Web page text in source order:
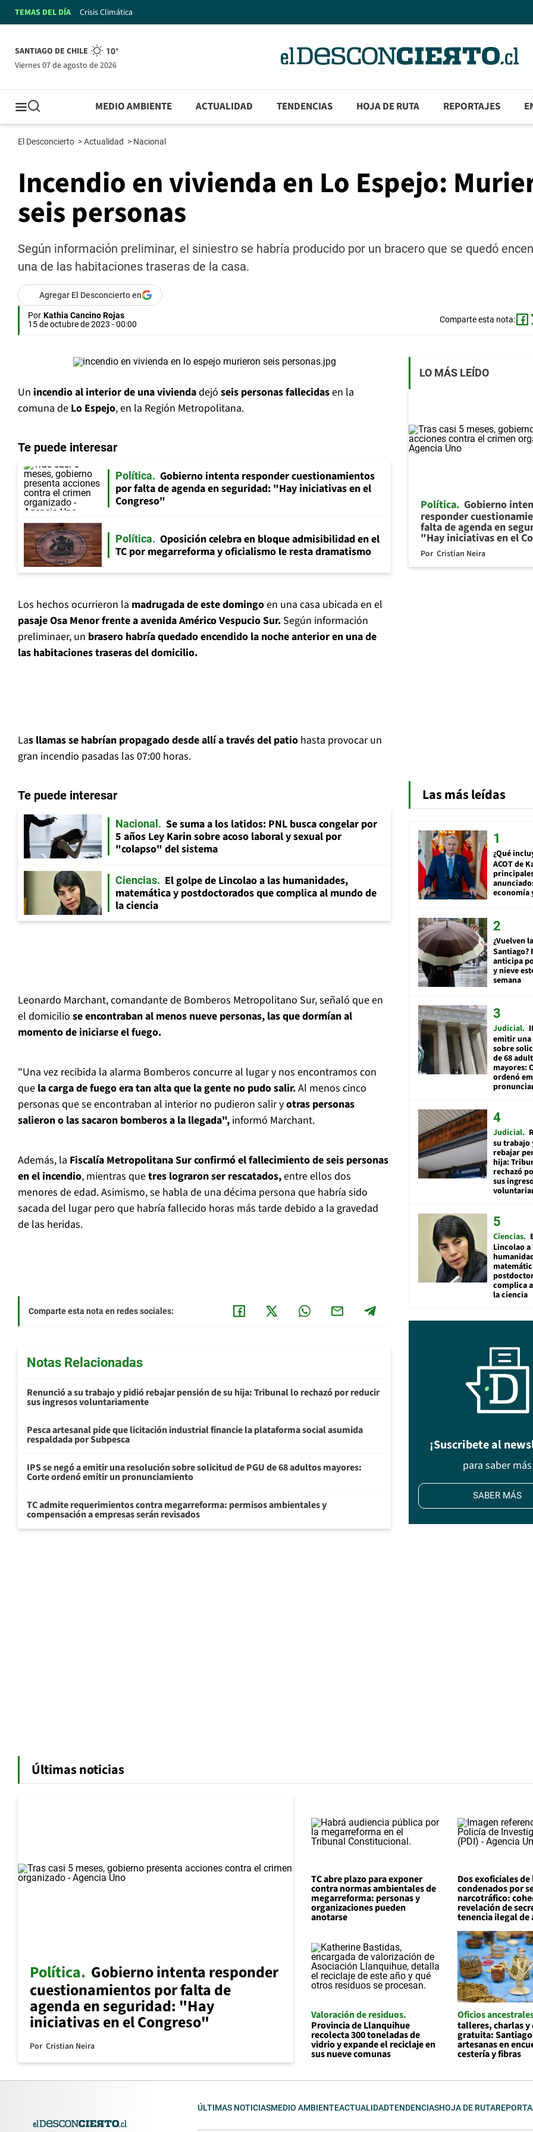
TEMAS DEL DÍA Crisis Climática
SANTIAGO DE CHILE 10°
viernes 07 de agosto de 2026
MEDIO AMBIENTE ACTUALIDAD TENDENCIAS HOJA DE RUTA REPORTAJES
El Desconcierto >Actualidad > Nacional
Incendio en vivienda en Lo Espejo:
seis personas
Según información preliminar, el siniestro se habría producido por un bracero que se quedó
una de las habitaciones traseras de la casa.
Agregar El Desconcierto en
Por Kathia Cancino Rojas
15 de octubre de 2023 - 00:00
Comparte esta nota:
Un incendio al interior de una viviendadejó seis personas fallecidasen la
comuna de Lo Espejo, en la Región Metropolitana.
Te puede interesar
Política
Gobierno intenta responder cuestionamientos
por falta de agenda en seguridad: "Hay iniciativas en el
Congreso"
Política
Oposición celebra en bloque admisibilidad en el
TC por megarreforma y oficialismo le resta dramatismo
Los hechos ocurrieron la madrugada de este domingoen una casa ubicada en el
pasaje Osa Menor frente a avenida Américo Vespucio Sur. Según información
preliminaer, un brasero habría quedado encendido la noche anterior en una de
las habitaciones traseras del domicilio.
Las llamas se habrían propagado desde allí a través del patio hasta provocar un
gran incendio pasadas las 07:00 horas.
Te puede interesar
Nacional
Se suma a los latidos: PNL busca congelar por
5 años Ley Karin sobre acoso laboral y sexual por
"colapso" del sistema
Ciencias
El golpe de Lincolao a las humanidades,
matemática y postdoctorados que complica al mundo de
la ciencia
Leonardo Marchant, comandante de Bomberos Metropolitano Sur, señaló que en
el domicilio se encontraban al menos nueve personas, las que dormían al
momento de iniciarse el fuego.
"Una vez recibida la alarma Bomberos concurre al lugar y nos encontramos con
que la carga de fuego era tan alta que la gente no pudo salir.Al menos cinco
personas que se encontraban al interior no pudieron salir yotras personas
salieron o las sacaron bomberos a la llegada", informó Marchant.
Además, la Fiscalía Metropolitana Sur confirmó el fallecimiento de seis personas
en el incendio, mientras quetres lograron ser rescatados,entre ellos dos
menores de edad. Asimismo, se habla de una décima persona que habría sido
sacada del lugar pero que habría fallecido horas más tarde debido a la gravedad
de las heridas.
Comparte esta nota en redes sociales:
Notas Relacionadas
Renunció a su trabajo y pidió rebajar pensión de su hija: Tribunal lo rechazó por reducir
sus ingresos voluntariamente
Pesca artesanal pide que licitación industrial financie la plataforma social asumida
respaldada por Subpesca
IPS se negó a emitir una resolución sobre solicitud de PGU de 68 adultos mayores:
Corte ordenó emitir un pronunciamiento
TC admite requerimientos contra megarreforma: permisos ambientales y
compensación a empresas serán revisados
LO MÁS LEÍDO
Política Gobierno
responder
falta de agenda en
"Hay iniciativas en el
Por Cristian Neira
Las más leídas
¿Qué
ACOT de
economía
¿Vuelven
Santiago?
anticipa
y nieve
semana
Judicial
emitir
sobre
de 68
mayores:
ordenó
Judicial
su trabajo
rebajar
hija:
rechazó
sus
Ciencias
Lincolao a
complica
la ciencia
¡Suscribete al
para saber más
SABER MÁS
Últimas noticias
Política Gobierno intenta responder
cuestionamientos por falta de
agenda en seguridad: "Hay
iniciativas en el Congreso"
Por Cristian Neira
TC abre plazo para exponer
contra normas ambientales de
megarreforma: personas y
organizaciones pueden
anotarse
Dos exoficiales de
condenados por
narcotráfico:
revelación de
tenencia ilegal de
Valoración de residuos
Provincia de Llanquihue
recolecta 300 toneladas de
vidrio y expande el reciclaje en
sus nueve comunas
Oficios
talleres, charlas y
gratuita:
artesanas en
cestería y fibras
ÚLTIMAS NOTICIASMEDIO AMBIENTEACTUALIDADTENDENCIASHOJA DE RUTA